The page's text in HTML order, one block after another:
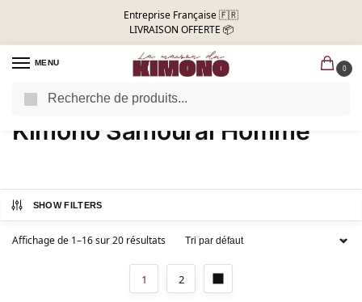
Entreprise Française 🇫🇷
LIVRAISON OFFERTE 📦
MENU
0
/ Kimono Samourai Homme
Kimono Samourai Homme
SHOW FILTERS
Affichage de 1–16 sur 20 résultats
1 2